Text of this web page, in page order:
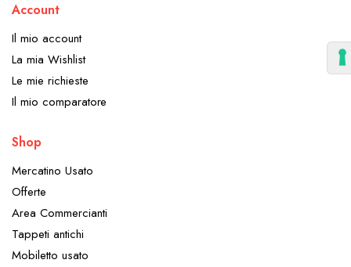
Account
Il mio account
La mia Wishlist
Le mie richieste
Il mio comparatore
Shop
Mercatino Usato
Offerte
Area Commercianti
Tappeti antichi
Mobiletto usato